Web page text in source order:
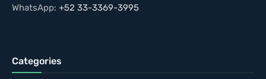
WhatsApp: +52 33-3369-3995
Categories